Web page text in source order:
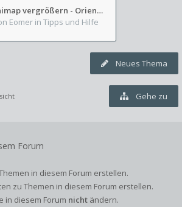
Minimap vergrößern - Orientierung in Blutzinnen
Eomer in Tipps und Hilfe
Neues Thema
Gehe zu
Forum
in diesem Forum erstellen.
zu Themen in diesem Forum erstellen.
in diesem Forum nicht ändern.